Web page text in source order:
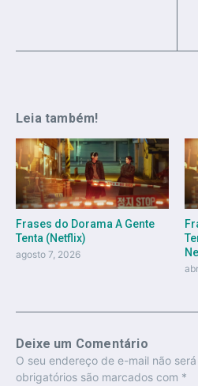
Leia também!
Frases do Dorama A Gente
Tenta (Netflix)
agosto 7, 2026
Deixe um Comentário
O seu endereço de e-mail não
obrigatórios são marcados com *